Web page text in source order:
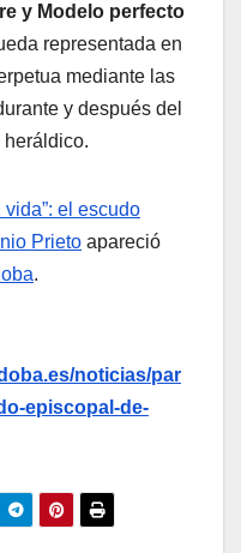
y Modelo perfecto
representada en
mediante las
y después del
heráldico.
vida”: el escudo
Prieto apareció
.
noticias/par
episcopal-de-